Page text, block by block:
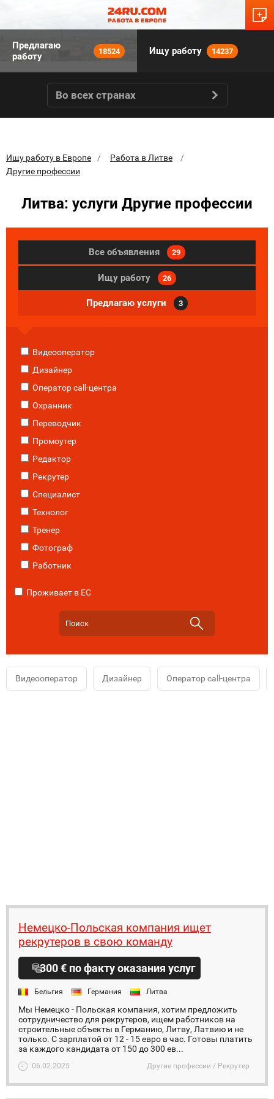
Предлагаю
работу
18524 Ищу работу 14237
Во всех странах
Ищу работу в Европе
Работа в Литве
Другие профессии
Литва: услуги Другие профессии
Все объявления 29
Ищу работу 26
Предлагаю услуги 3
Видеооператор
Дизайнер
Оператор call-центра
Охранник
Переводчик
Промоутер
Редактор
Рекрутер
Специалист
Технолог
Тренер
Фотограф
Работник
Проживает в ЕС
Видеооператор Дизайнер Оператор call-центра
Немецко-Польская компания ищет
рекрутеров в свою команду
300 € по факту оказания услуг
Бельгия Германия Литва
Мы Немецко - Польская компания, хотим предложить
сотрудничество для рекрутеров, ищем работников на
строительные объекты в Германию, Литву, Латвию и не
только. С зарплатой от 12 - 15 евро в час. Готовы платить
за каждого кандидата от 150 до 300 ев...
06.02.2025 Другие профессии / Рекрутер